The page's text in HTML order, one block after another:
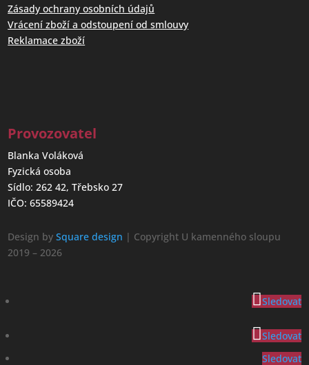
Zásady ochrany osobních údajů
Vrácení zboží a odstoupení od smlouvy
Reklamace zboží
Provozovatel
Blanka Voláková
Fyzická osoba
Sídlo: 262 42, Třebsko 27
IČO: 65589424
Design bySquare design | Copyright U kamenného sloupu
2019 – 2026
Sledovat
Sledovat
Sledovat